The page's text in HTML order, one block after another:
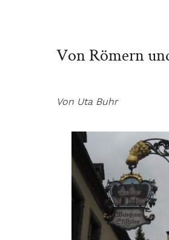
Von Römern
Von Uta Buhr